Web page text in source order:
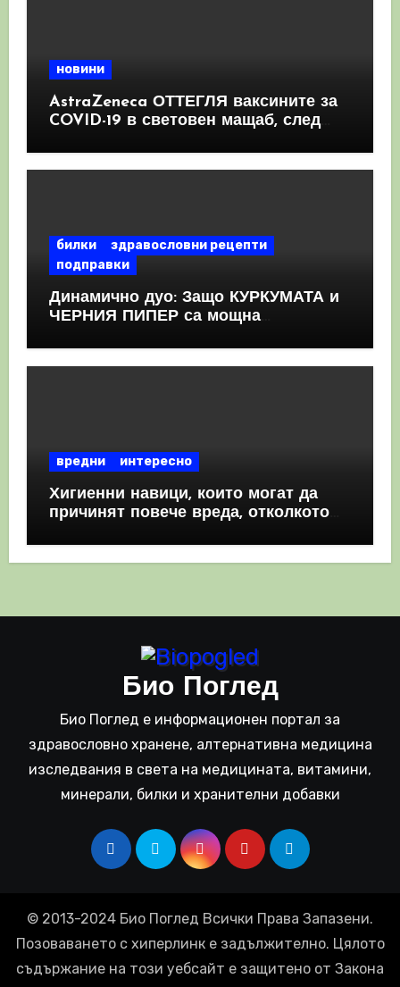
новини
AstraZeneca ОТТЕГЛЯ ваксините за
COVID-19 в световен мащаб, след
билки
здравословни рецепти
подправки
Динамично дуо: Защо КУРКУМАТА и
ЧЕРНИЯ ПИПЕР са мощна
вредни интересно
Хигиенни навици, които могат да
причинят повече вреда, отколкото
Био Поглед
Био Поглед е информационен портал за
здравословно хранене, алтернативна медицина
изследвания в света на медицината, витамини,
минерали, билки и хранителни добавки
© 2013-2024 Био Поглед Всички Права Запазени.
Позоваването с хиперлинк е задължително. Цялото
съдържание на този уебсайт е защитено от Закона